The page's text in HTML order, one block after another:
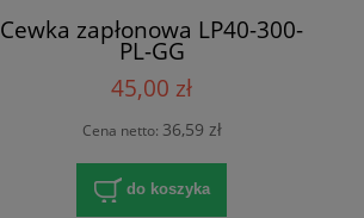
Cewka zapłonowa LP40-300-
PL-GG
45,00 zł
Cena netto: 36,59 zł
do koszyka